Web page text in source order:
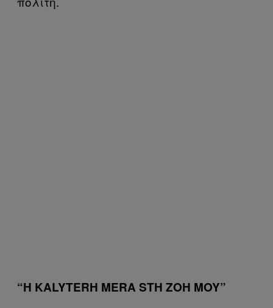
“H KALYTERH MERA STH ZOH MOY”